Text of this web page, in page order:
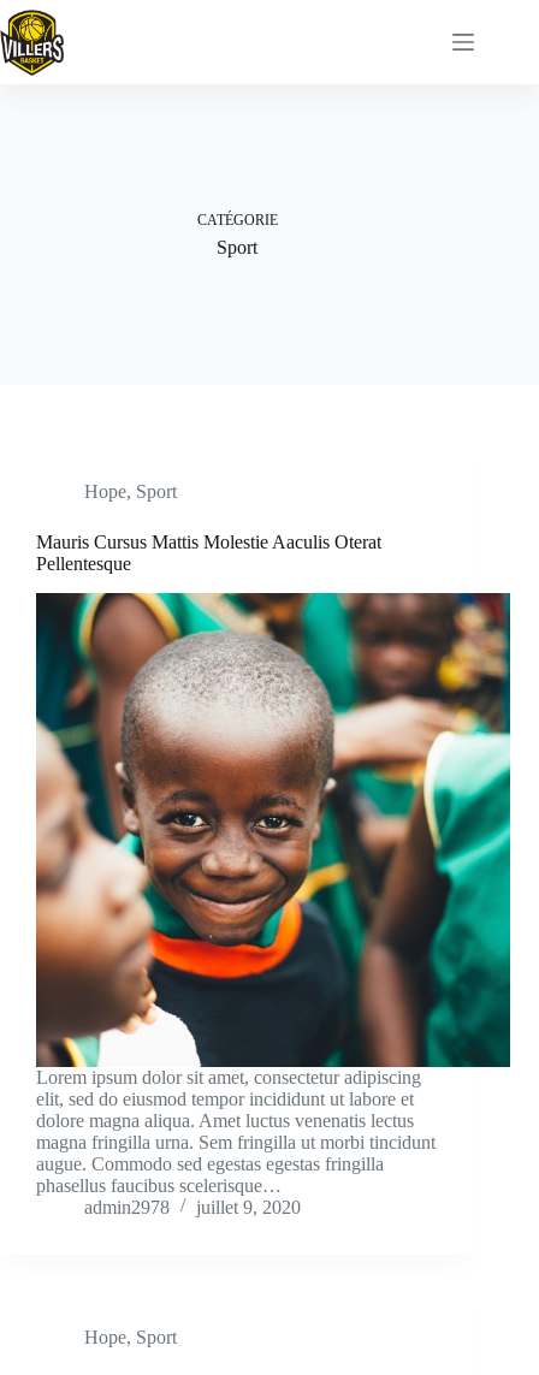
Passer
au
contenu
CATÉGORIE
Sport
Hope, Sport
Mauris Cursus Mattis Molestie Aaculis Oterat
Pellentesque
Lorem ipsum dolor sit amet, consectetur adipiscing
elit, sed do eiusmod tempor incididunt ut labore et
dolore magna aliqua. Amet luctus venenatis lectus
magna fringilla urna. Sem fringilla ut morbi tincidunt
augue. Commodo sed egestas egestas fringilla
phasellus faucibus scelerisque…
admin2978
juillet 9, 2020
Hope, Sport